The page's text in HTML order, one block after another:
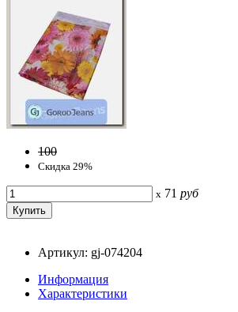
100
Скидка 29%
x 71 руб
Артикул: gj-074204
Информация
Характеристики